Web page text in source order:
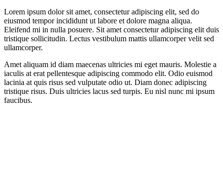
Lorem ipsum dolor sit amet, consectetur adipiscing elit, sed do
eiusmod tempor incididunt ut labore et dolore magna aliqua.
Eleifend mi in nulla posuere. Sit amet consectetur adipiscing elit duis
tristique sollicitudin. Lectus vestibulum mattis ullamcorper velit sed
ullamcorper.
Amet aliquam id diam maecenas ultricies mi eget mauris. Molestie a
iaculis at erat pellentesque adipiscing commodo elit. Odio euismod
lacinia at quis risus sed vulputate odio ut. Diam donec adipiscing
tristique risus. Duis ultricies lacus sed turpis. Eu nisl nunc mi ipsum
faucibus.